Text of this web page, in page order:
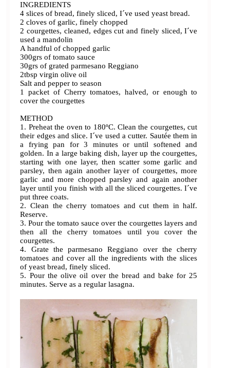
INGREDIENTS
4 slices of bread, finely sliced, I´ve used yeast bread.
2 cloves of garlic, finely chopped
2 courgettes, cleaned, edges cut and finely sliced, I´ve
used a mandolin
A handful of chopped garlic
300grs of tomato sauce
30grs of grated parmesano Reggiano
2tbsp virgin olive oil
Salt and pepper to season
1 packet of Cherry tomatoes, halved, or enough to
cover the courgettes
METHOD
1. Preheat the oven to 180ºC. Clean the courgettes, cut
their edges and slice. I´ve used a cutter. Sautée them in
a frying pan for 3 minutes or until softened and
golden. In a large baking dish, layer up the courgettes,
starting with one layer, then scatter some garlic and
parsley, then again another layer of courgettes, more
garlic and more chopped parsley and again another
layer until you finish with all the sliced courgettes. I´ve
put three coats.
2. Clean the cherry tomatoes and cut them in half.
Reserve.
3. Pour the tomato sauce over the courgettes layers and
then all the cherry tomatoes until you cover the
courgettes.
4. Grate the parmesano Reggiano over the cherry
tomatoes and cover all the ingredients with the slices
of yeast bread, finely sliced.
5. Pour the olive oil over the bread and bake for 25
minutes. Serve as a regular lasagna.